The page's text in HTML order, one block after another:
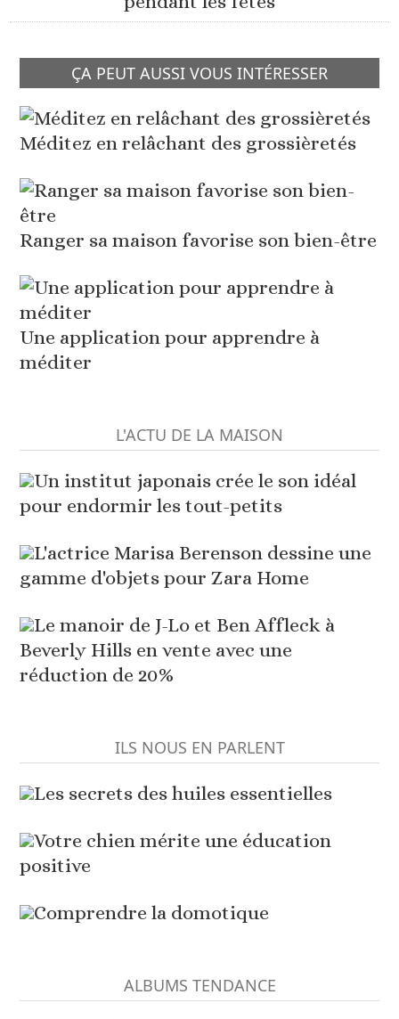
ÇA PEUT AUSSI VOUS INTÉRESSER
Méditez en relâchant des grossièretés
Ranger sa maison favorise son bien-être
Une application pour apprendre à
méditer
L'ACTU DE LA MAISON
Un institut japonais crée le son idéal
pour endormir les tout-petits
L'actrice Marisa Berenson dessine une
gamme d'objets pour Zara Home
Le manoir de J-Lo et Ben Affleck à
Beverly Hills en vente avec une
réduction de 20%
ILS NOUS EN PARLENT
Les secrets des huiles essentielles
Votre chien mérite une éducation
positive
Comprendre la domotique
ALBUMS TENDANCE